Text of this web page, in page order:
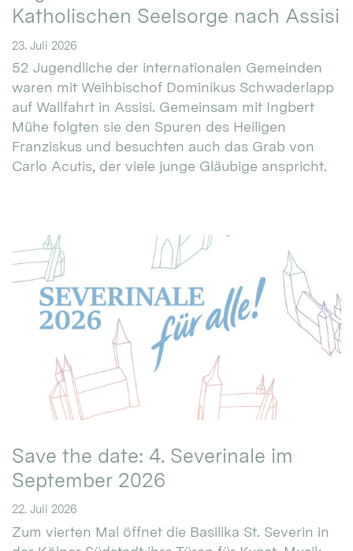
Katholischen Seelsorge nach Assisi
23. Juli 2026
52 Jugendliche der internationalen Gemeinden
waren mit Weihbischof Dominikus Schwaderlapp
auf Wallfahrt in Assisi. Gemeinsam mit Ingbert
Mühe folgten sie den Spuren des Heiligen
Franziskus und besuchten auch das Grab von
Carlo Acutis, der viele junge Gläubige anspricht.
Save the date: 4. Severinale im
September 2026
22. Juli 2026
Zum vierten Mal öffnet die Basilika St. Severin in